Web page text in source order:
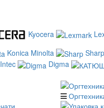
Kyocera
Konica Minolta Sharp
Intec Digma